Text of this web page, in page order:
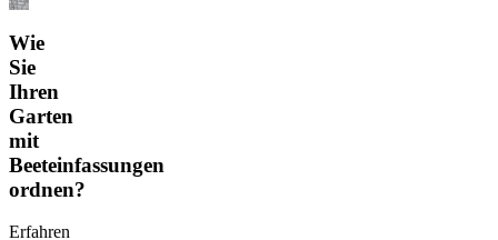
Wie
Sie
Ihren
Garten
mit
Beeteinfassungen
ordnen?
Erfahren